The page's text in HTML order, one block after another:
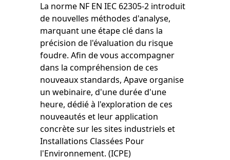
La norme NF EN IEC 62305-2 introduit
de nouvelles méthodes d'analyse,
marquant une étape clé dans la
précision de l'évaluation du risque
foudre. Afin de vous accompagner
dans la compréhension de ces
nouveaux standards, Apave organise
un webinaire, d'une durée d'une
heure, dédié à l'exploration de ces
nouveautés et leur application
concrète sur les sites industriels et
Installations Classées Pour
l'Environnement. (ICPE)